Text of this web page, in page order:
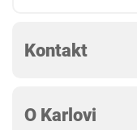
Kontakt
O Karlovi